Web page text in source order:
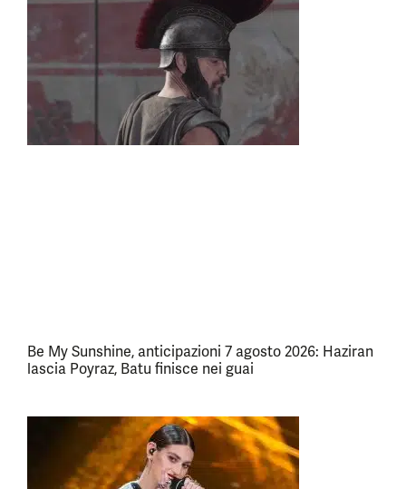
Be My Sunshine, anticipazioni 7 agosto 2026: Haziran
lascia Poyraz, Batu finisce nei guai